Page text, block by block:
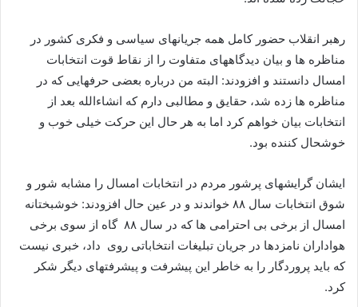
رهبر انقلاب حضور کامل همه جریانهای سیاسی و فکری کشور در
مناظره ها و بیان دیدگاههای متفاوت را از نقاط قوت انتخابات
امسال دانستند و افزودند: البته من درباره بعضی حرفهایی که در
مناظره ها زده شد، حقایق و مطالبی دارم که انشاءالله بعد از
انتخابات بیان خواهم کرد اما به هر حال این حرکت خیلی خوب و
خوشحال کننده بود.
ایشان گرایشهای پرشور مردم در انتخابات امسال را مشابه شور و
شوق انتخابات سال ۸۸ خواندند و در عین حال افزودند: خوشبختانه
امسال از برخی بی احترامی ها که در سال ۸۸ گاه از سوی برخی
هواداران نامزدها در جریان تبلیغات انتخاباتی روی داد، خبری نیست
که باید پروردگار را به خاطر این پیشرفت و پیشرفتهای دیگر شکر
کرد.